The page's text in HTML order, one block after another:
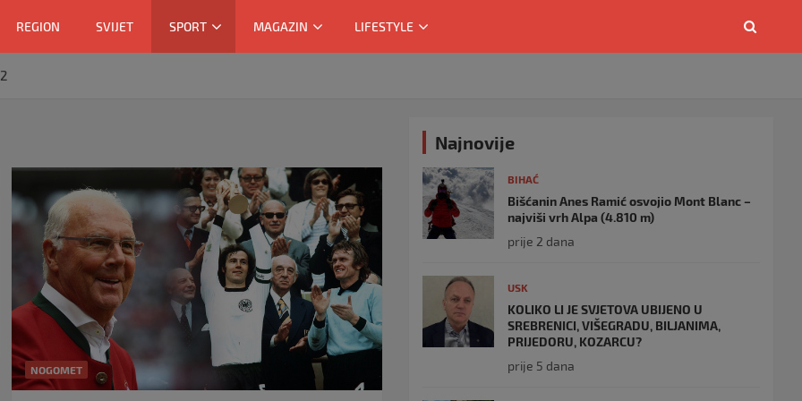
REGION SVIJET SPORT MAGAZIN LIFESTYLE
NOGOMET
Najnovije
BIHAĆ
Bišćanin Anes Ramić osvojio Mont Blanc –
najviši vrh Alpa (4.810 m)
prije 2 dana
USK
KOLIKO LI JE SVJETOVA UBIJENO U
SREBRENICI, VIŠEGRADU, BILJANIMA,
PRIJEDORU, KOZARCU?
prije 5 dana